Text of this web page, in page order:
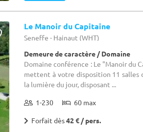
Le Manoir du Capitaine
Seneffe - Hainaut (WHT)
Demeure de caractère / Domaine
Domaine conférence : Le "Manoir du
mettent à votre disposition 11 salles
la lumière du jour, disposant ...
1-230 60 max
Forfait dès42 € / pers.